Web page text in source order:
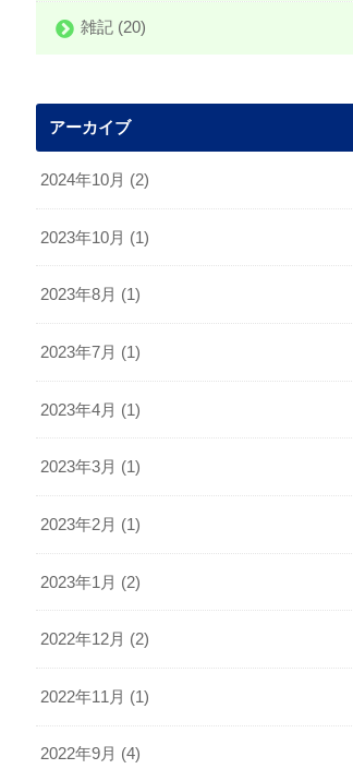
雑記 (20)
アーカイブ
2024年10月 (2)
2023年10月 (1)
2023年8月 (1)
2023年7月 (1)
2023年4月 (1)
2023年3月 (1)
2023年2月 (1)
2023年1月 (2)
2022年12月 (2)
2022年11月 (1)
2022年9月 (4)